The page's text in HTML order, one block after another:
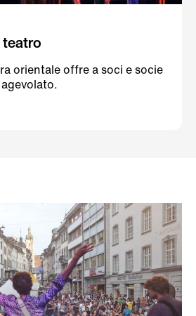
teatro
orientale offre a soci e socie